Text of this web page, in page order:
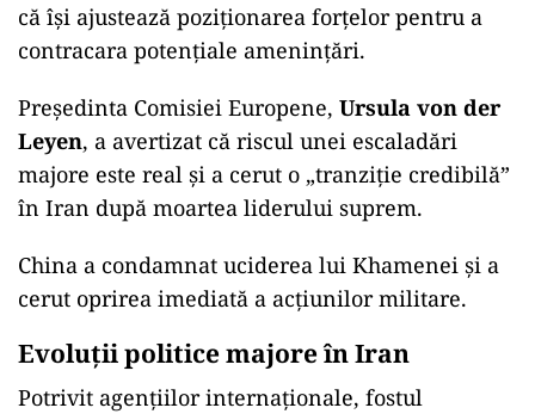
că își ajustează poziționarea forțelor pentru a
contracara potențiale amenințări.
Președinta Comisiei Europene, Ursula von der
Leyen, a avertizat că riscul unei escaladări
majore este real și a cerut o „tranziție credibilă”
în Iran după moartea liderului suprem.
China a condamnat uciderea lui Khamenei și a
cerut oprirea imediată a acțiunilor militare.
Evoluții politice majore în Iran
Potrivit agențiilor internaționale, fostul